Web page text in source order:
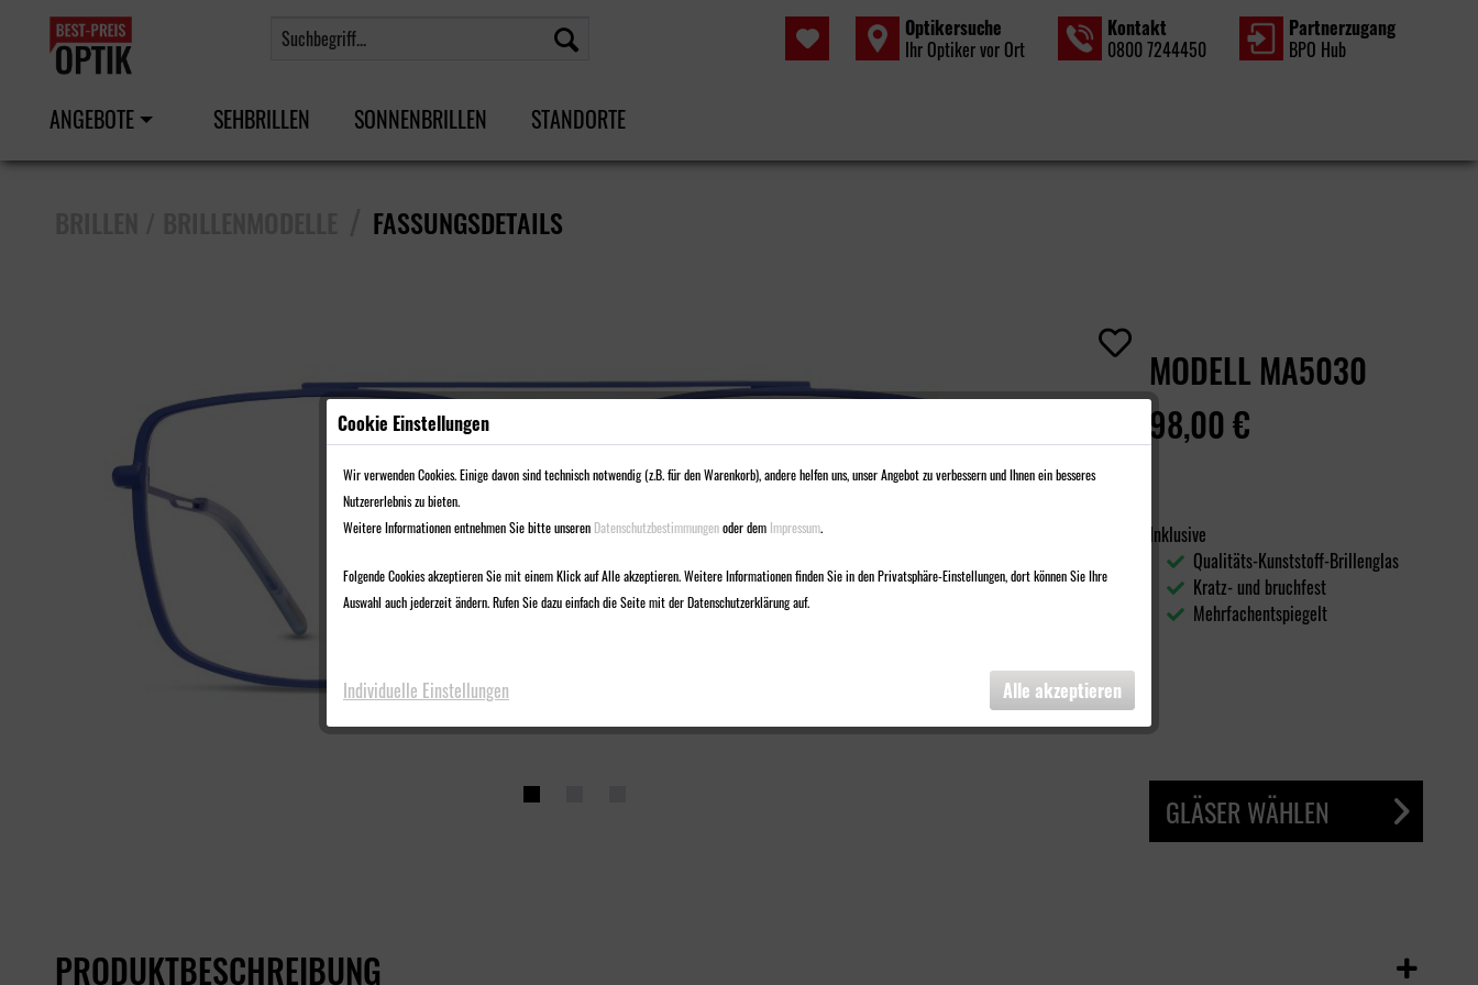
Optikersuche
Ihr Optiker vor Ort
Kontakt
0800 7244450
Partner­zugang
BPO Hub
ANGEBOTE SEHBRILLEN SONNENBRILLEN STANDORTE
FASSUNGSDETAILS
MODELL MA5030
98,00 €
Inklusive
Qualitäts-Kunststoff-Brillenglas
Kratz- und bruchfest
Mehrfachentspiegelt
GLÄSER WÄHLEN
PRODUKTBESCHREIBUNG
Cookie Einstellungen
Wir verwenden Cookies. Einige davon sind technisch notwendig (z.B. für den Warenkorb), andere helfen uns, unser Angebot zu verbessern und Ihnen ein besseres
Nutzererlebnis zu bieten.
Weitere Informationen entnehmen Sie bitte unseren Datenschutzbestimmungenoder dem Impressum.
Folgende Cookies akzeptieren Sie mit einem Klick auf Alle akzeptieren. Weitere Informationen finden Sie in den Privatsphäre-Einstellungen, dort können Sie Ihre
Auswahl auch jederzeit ändern. Rufen Sie dazu einfach die Seite mit der Datenschutzerklärung auf.
Individuelle Einstellungen Alle akzeptieren